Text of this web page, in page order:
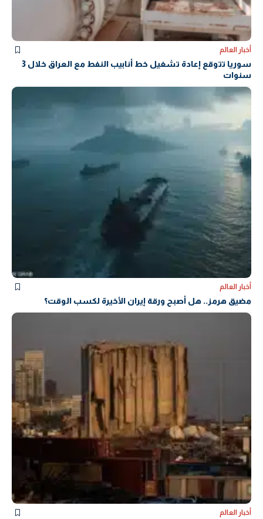
أخبار العالم
سوريا تتوقع إعادة تشغيل خط أنابيب النفط مع العراق خلال 3
سنوات
أخبار العالم
مضيق هرمز.. هل أصبح ورقة إيران الأخيرة لكسب الوقت؟
أخبار العالم